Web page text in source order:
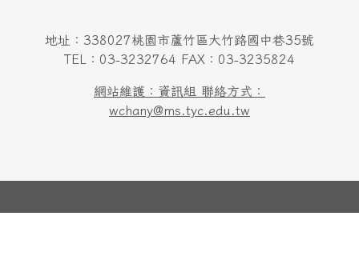
地址：338027桃園市蘆竹區大竹路國中巷35號
TEL：03-3232764 FAX：03-3235824
網站維護：資訊組 聯絡方式：
wchany@ms.tyc.edu.tw